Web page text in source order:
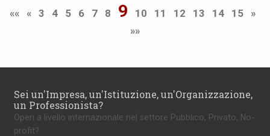
«« « 3 4 5 6 7 8 9 10 11 12 13 14 15
»
»»
Sei un'Impresa, un'Istituzione, un'Organizzazione,
un Professionista?
Operi a livello internazionale nel settore Pubblico, Privato, No-
profit?